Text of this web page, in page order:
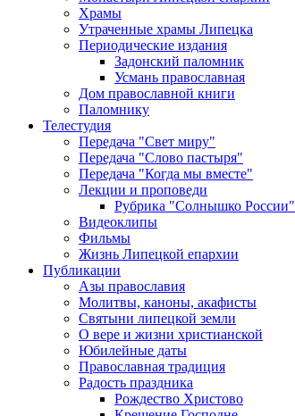
Храмы
Утраченные храмы Липецка
Периодические издания
Задонский паломник
Усмань православная
Дом православной книги
Паломнику
Телестудия
Передача "Свет миру"
Передача "Слово пастыря"
Передача "Когда мы вместе"
Лекции и проповеди
Рубрика "Солнышко России"
Видеоклипы
Фильмы
Жизнь Липецкой епархии
Публикации
Азы православия
Молитвы, каноны, акафисты
Святыни липецкой земли
О вере и жизни христианской
Юбилейные даты
Православная традиция
Радость праздника
Рождество Христово